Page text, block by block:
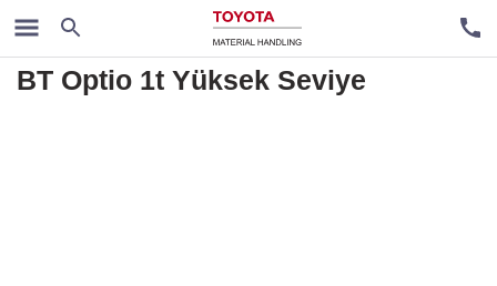
Sipariş Toplama Makineleri
BT Optio 1t Yüksek Seviye